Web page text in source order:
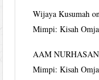
Wijaya Kusumah
Mimpi: Kisah
AAM
Mimpi: Kisah